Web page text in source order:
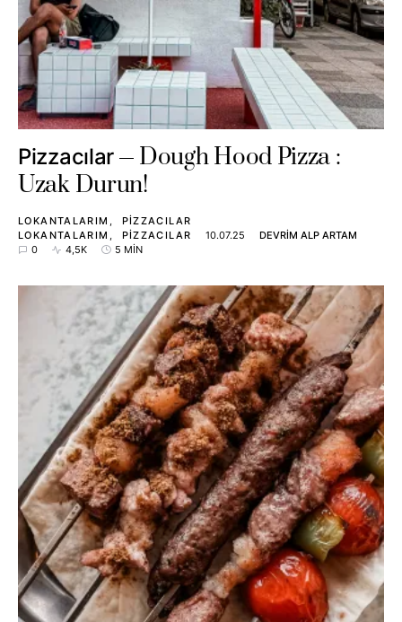
Pizzacılar
Dough Hood Pizza :
Uzak Durun!
LOKANTALARIM
PIZZACILAR
LOKANTALARIM
PIZZACILAR 10.07.25
DEVRIM ALP ARTAM
0
4,5K 5 MIN